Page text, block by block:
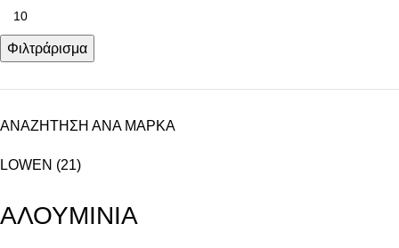
Φιλτράρισμα
ΑΝΑΖΗΤΗΣΗ ΑΝΑ ΜΑΡΚΑ
LOWEN (21)
ΑΛΟΥΜΙΝΙΑ